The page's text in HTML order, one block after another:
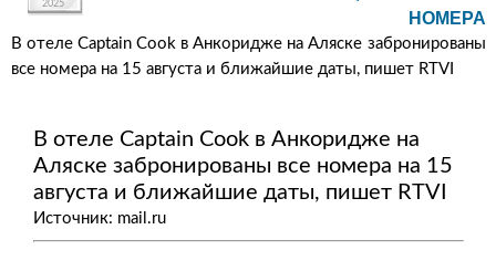
2025
НОМЕРА
В отеле Captain Cook в Анкоридже на Аляске забронированы
все номера на 15 августа и ближайшие даты, пишет RTVI
В отеле Captain Cook в Анкоридже на
Аляске забронированы все номера на 15
августа и ближайшие даты, пишет RTVI
Источник: mail.ru